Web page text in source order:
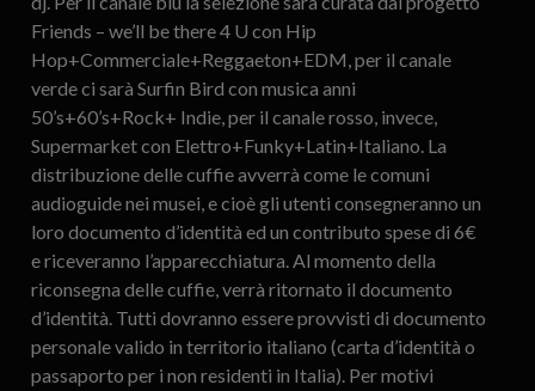
Friends – we’ll be there 4 U con Hip
Hop+Commerciale+Reggaeton+EDM, per il canale
verde ci sarà Surfin Bird con musica anni
50’s+60’s+Rock+ Indie, per il canale rosso, invece,
Supermarket con Elettro+Funky+Latin+Italiano. La
distribuzione delle cuffie avverrà come le comuni
audioguide nei musei, e cioè gli utenti consegneranno un
loro documento d’identità ed un contributo spese di 6€
e riceveranno l’apparecchiatura. Al momento della
riconsegna delle cuffie, verrà ritornato il documento
d’identità. Tutti dovranno essere provvisti di documento
personale valido in territorio italiano (carta d’identità o
passaporto per i non residenti in Italia). Per motivi